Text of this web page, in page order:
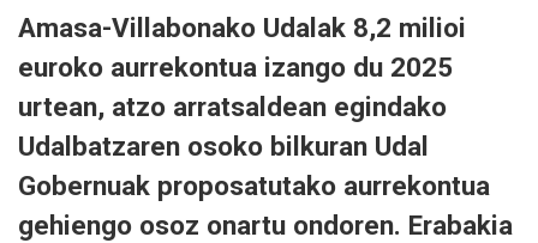
Amasa-Villabonako Udalak 8,2 milioi
euroko aurrekontua izango du 2025
urtean, atzo arratsaldean egindako
Udalbatzaren osoko bilkuran Udal
Gobernuak proposatutako aurrekontua
gehiengo osoz onartu ondoren. Erabakia